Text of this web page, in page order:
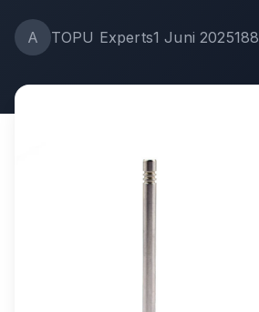
A TOPU Experts1 Juni 2025188